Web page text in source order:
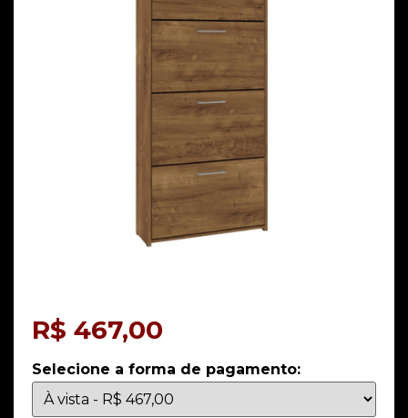
R$ 467,00
Selecione a forma de pagamento: